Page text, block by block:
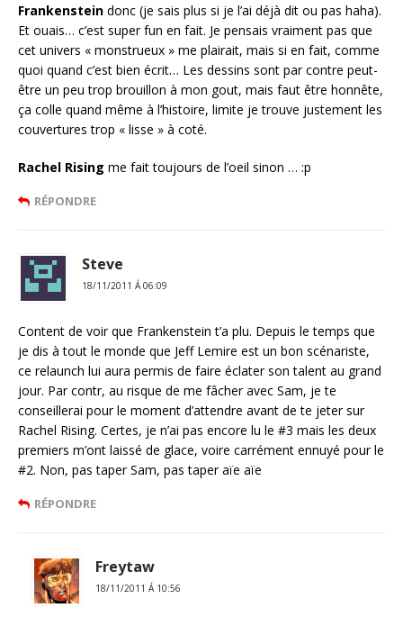
Frankenstein donc (je sais plus si je l’ai déjà dit ou pas haha).
Et ouais… c’est super fun en fait. Je pensais vraiment pas que
cet univers « monstrueux » me plairait, mais si en fait, comme
quoi quand c’est bien écrit… Les dessins sont par contre peut-
être un peu trop brouillon à mon gout, mais faut être honnête,
ça colle quand même à l’histoire, limite je trouve justement les
couvertures trop « lisse » à coté.
Rachel Rising me fait toujours de l’oeil sinon … :p
RÉPONDRE
Steve
18/11/2011 Á 06:09
Content de voir que Frankenstein t’a plu. Depuis le temps que
je dis à tout le monde que Jeff Lemire est un bon scénariste,
ce relaunch lui aura permis de faire éclater son talent au grand
jour. Par contr, au risque de me fâcher avec Sam, je te
conseillerai pour le moment d’attendre avant de te jeter sur
Rachel Rising. Certes, je n’ai pas encore lu le #3 mais les deux
premiers m’ont laissé de glace, voire carrément ennuyé pour le
#2. Non, pas taper Sam, pas taper aïe aïe
RÉPONDRE
Freytaw
18/11/2011 Á 10:56